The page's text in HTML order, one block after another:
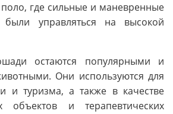
поло, где сильные и маневренные
управляться на высокой
остаются популярными и
Они используются для
и туризма, а также в качестве
объектов и терапевтических